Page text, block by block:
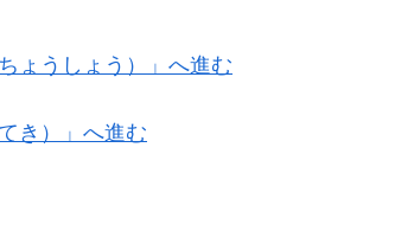
ょうしょう）」へ進む
き）」へ進む